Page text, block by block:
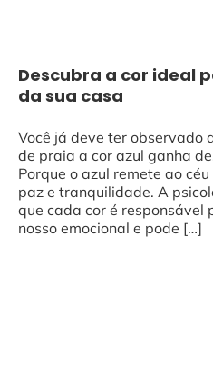
Descubra a cor ideal
da sua casa
Você já deve ter observado
de praia a cor azul ganha
Porque o azul remete ao
paz e tranquilidade. A
que cada cor é responsável
nosso emocional e pode […]